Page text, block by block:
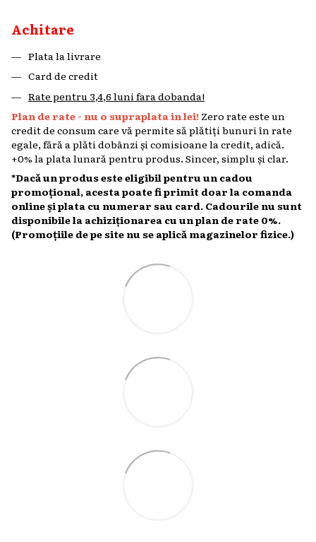
Achitare
Plata la livrare
Card de credit
Rate pentru 3,4,6 luni fara dobanda!
Plan de rate - nu o supraplata in lei! Zero rate este un
credit de consum care vă permite să plătiți bunuri în rate
egale, fără a plăti dobânzi și comisioane la credit, adică.
+0% la plata lunară pentru produs. Sincer, simplu și clar.
*Dacă un produs este eligibil pentru un cadou
promoțional, acesta poate fi primit doar la comanda
online și plata cu numerar sau card. Cadourile nu sunt
disponibile la achiziționarea cu un plan de rate 0%.
(Promoțiile de pe site nu se aplică magazinelor fizice.)